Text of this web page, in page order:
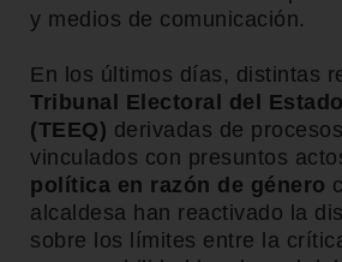
y medios de comunicación.
En los últimos días, distintas
Tribunal Electoral del
(TEEQ) derivadas de
vinculados con presuntos
política en razón de género
alcaldesa han reactivado la
sobre los límites entre la